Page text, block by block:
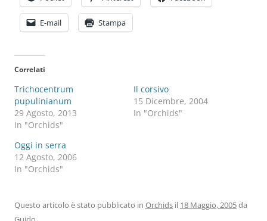
E-mail Stampa
Correlati
Trichocentrum
pupulinianum
29 Agosto, 2013
In "Orchids"
Il corsivo
15 Dicembre, 2004
In "Orchids"
Oggi in serra
12 Agosto, 2006
In "Orchids"
Questo articolo è stato pubblicato in Orchids il 18 Maggio, 2005da